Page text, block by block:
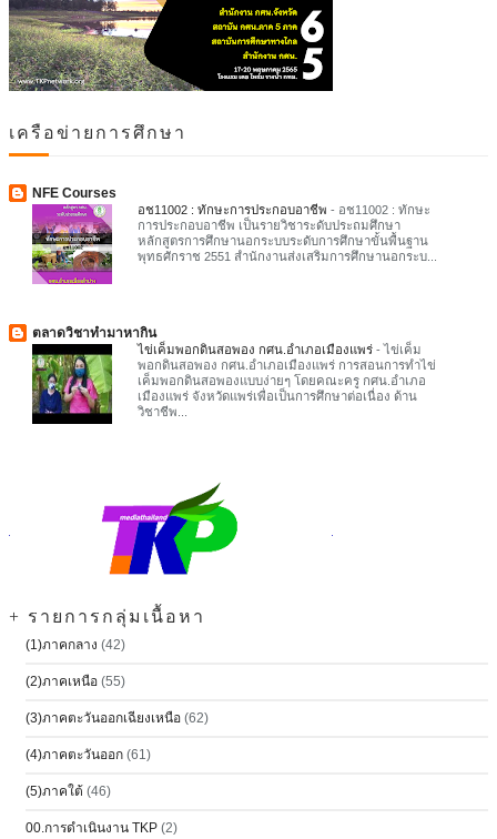
เครือข่ายการศึกษา
NFE Courses
อช11002 : ทักษะการประกอบอาชีพ - อช11002 : ทักษะ
การประกอบอาชีพ เป็นรายวิชาระดับประถมศึกษา
หลักสูตรการศึกษานอกระบบระดับการศึกษาขั้นพื้นฐาน
พุทธศักราช 2551 สำนักงานส่งเสริมการศึกษานอกระบ...
ตลาดวิชาทำมาหากิน
ไข่เค็มพอกดินสอพอง กศน.อำเภอเมืองแพร่ -ไข่เค็ม
พอกดินสอพอง กศน.อำเภอเมืองแพร่ การสอนการทำไข่
เค็มพอกดินสอพองแบบง่ายๆ โดยคณะครู กศน.อำเภอ
เมืองแพร่ จังหวัดแพร่เพื่อเป็นการศึกษาต่อเนื่อง ด้าน
วิชาชีพ...
+ รายการกลุ่มเนื้อหา
(1)ภาคกลาง (42)
(2)ภาคเหนือ (55)
(3)ภาคตะวันออกเฉียงเหนือ (62)
(4)ภาคตะวันออก (61)
(5)ภาคใต้ (46)
00.การดำเนินงาน TKP (2)